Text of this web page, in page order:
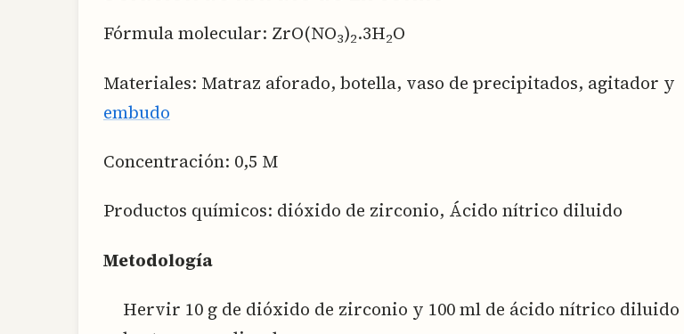
Fórmula molecular: ZrO(NO3)2.3H2O
Materiales: Matraz aforado, botella, vaso de precipitados, agitador y
embudo
Concentración: 0,5 M
Productos químicos: dióxido de zirconio, Ácido nítrico diluido
Metodología
Hervir 10 g de dióxido de zirconio y 100 ml de ácido nítrico diluido